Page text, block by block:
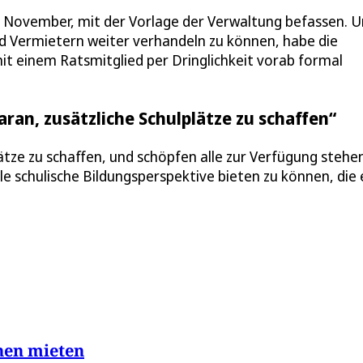
mit der Vorlage der Verwaltung befassen.
weiter verhandeln zu können, habe die
einem Ratsmitglied per Dringlichkeit vorab formal
zusätzliche Schulplätze zu schaffen“
zu schaffen, und schöpfen alle zur Verfügung
schulische Bildungsperspektive bieten zu können, die
mieten